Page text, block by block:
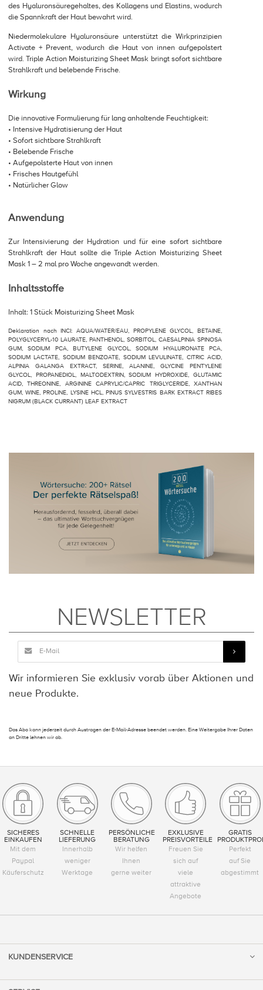
des Hyaluronsäuregehaltes, des Kollagens und Elastins, wodurch
die Spannkraft der Haut bewahrt wird.
Niedermolekulare Hyaluronsäure unterstützt die Wirkprinzipien
Activate + Prevent, wodurch die Haut von innen aufgepolstert
wird. Triple Action Moisturizing Sheet Mask bringt sofort sichtbare
Strahlkraft und belebende Frische.
Wirkung
Die innovative Formulierung für lang anhaltende Feuchtigkeit:
• Intensive Hydratisierung der Haut
• Sofort sichtbare Strahlkraft
• Belebende Frische
• Aufgepolsterte Haut von innen
• Frisches Hautgefühl
• Natürlicher Glow
Anwendung
Zur Intensivierung der Hydration und für eine sofort sichtbare
Strahlkraft der Haut sollte die Triple Action Moisturizing Sheet
Mask 1 – 2 mal pro Woche angewandt werden.
Inhaltsstoffe
Inhalt: 1 Stück Moisturizing Sheet Mask
Deklaration nach INCI: AQUA/WATER/EAU, PROPYLENE GLYCOL, BETAINE,
POLYGLYCERYL-10 LAURATE, PANTHENOL, SORBITOL, CAESALPINIA SPINOSA
GUM, SODIUM PCA, BUTYLENE GLYCOL, SODIUM HYALURONATE PCA,
SODIUM LACTATE, SODIUM BENZOATE, SODIUM LEVULINATE, CITRIC ACID,
ALPINIA GALANGA EXTRACT, SERINE, ALANINE, GLYCINE PENTYLENE
GLYCOL, PROPANEDIOL, MALTODEXTRIN, SODIUM HYDROXIDE, GLUTAMIC
ACID, THREONINE, ARGININE CAPRYLIC/CAPRIC TRIGLYCERIDE, XANTHAN
GUM, WINE, PROLINE, LYSINE HCL, PINUS SYLVESTRIS BARK EXTRACT RIBES
NIGRUM (BLACK CURRANT) LEAF EXTRACT
NEWSLETTER
Wir informieren Sie exklusiv vorab über Aktionen und
neue Produkte.
Das Abo kann jederzeit durch Austragen der E-Mail-Adresse beendet werden. Eine Weitergabe Ihrer Daten
an Dritte lehnen wir ab.
SICHERES
EINKAUFEN
Mit dem
Paypal
Käuferschutz
SCHNELLE
LIEFERUNG
Innerhalb
weniger
Werktage
PERSÖNLICHE
BERATUNG
Wir helfen
Ihnen
gerne weiter
EXKLUSIVE
PREISVORTEILE
Freuen Sie
sich auf
viele
attraktive
Angebote
GRATIS
Perfekt
auf Sie
abgestimmt
KUNDENSERVICE